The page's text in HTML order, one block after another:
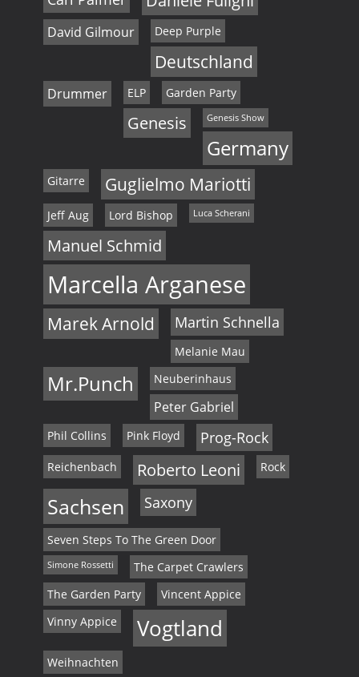
David Gilmour Deep Purple
Deutschland
Drummer ELP Garden Party
Genesis Genesis Show
Germany
Gitarre Guglielmo Mariotti
Jeff Aug Lord Bishop Luca Scherani
Manuel Schmid
Marcella Arganese
Marek Arnold Martin Schnella
Melanie Mau
Mr.Punch Neuberinhaus
Peter Gabriel
Phil Collins Pink Floyd Prog-Rock
Reichenbach Roberto Leoni Rock
Sachsen Saxony
Seven Steps To The Green Door
Simone Rossetti
The Carpet Crawlers
The Garden Party
Vincent Appice
Vinny Appice
Vogtland
Weihnachten